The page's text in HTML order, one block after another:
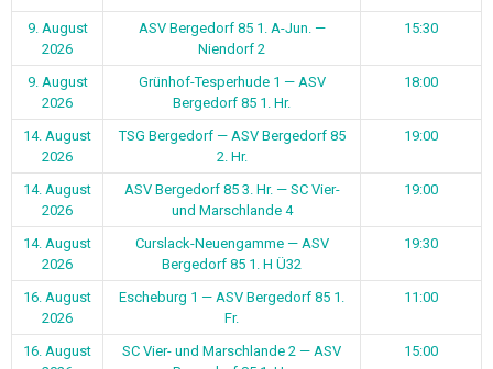
9. August
2026
ASV Bergedorf 85 1. A-Jun. —
Niendorf 2
15:30
9. August
2026
Grünhof-Tesperhude 1 — ASV
Bergedorf 85 1. Hr.
18:00
14. August
2026
TSG Bergedorf — ASV Bergedorf 85
2. Hr.
19:00
14. August
2026
ASV Bergedorf 85 3. Hr. — SC Vier-
und Marschlande 4
19:00
14. August
2026
Curslack-Neuengamme — ASV
Bergedorf 85 1. H Ü32
19:30
16. August
2026
Escheburg 1 — ASV Bergedorf 85 1.
Fr.
11:00
16. August
SC Vier- und Marschlande 2 — ASV
15:00